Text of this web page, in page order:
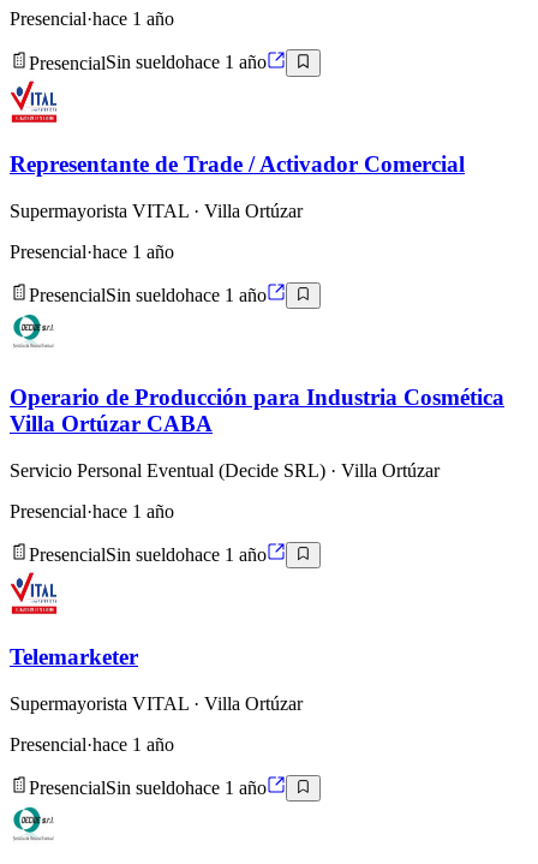
Presencial·hace 1 año
PresencialSin sueldohace 1 año
Representante de Trade / Activador Comercial
Supermayorista VITAL · Villa Ortúzar
Presencial·hace 1 año
PresencialSin sueldohace 1 año
Operario de Producción para Industria Cosmética
Villa Ortúzar CABA
Servicio Personal Eventual (Decide SRL) · Villa Ortúzar
Presencial·hace 1 año
PresencialSin sueldohace 1 año
Telemarketer
Supermayorista VITAL · Villa Ortúzar
Presencial·hace 1 año
PresencialSin sueldohace 1 año